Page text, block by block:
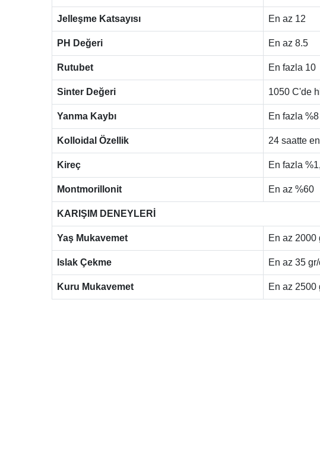
Jelleşme Katsayısı En az 12
PH Değeri En az 8.5
Rutubet En fazla 10
Sinter Değeri 1050 C'de
Yanma Kaybı En fazla %8
Kolloidal Özellik 24 saatte
Kireç En fazla
Montmorillonit En az %60
KARIŞIM DENEYLERİ
Yaş Mukavemet En az 2000
Islak Çekme En az 35 gr/
Kuru Mukavemet En az 2500